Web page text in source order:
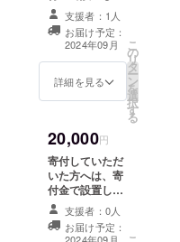
る海水浴場で
す。） 希望者に
は、マリンス
ポーツ財団レン
ンホームページ
にて、寄付者の
す。 報告メール
は、海水浴シー
ズン終了後の9月
末頃を予定して
います。 このプ
ロジェクトの寄
付は寄付金控除
ライフジャケッ
トレンタルス
テーション活動
内容の報告メー
ルを送付いたし
ます。 ご希望に
浴場をお知らせ
ください。 （条
件は、管理者も
しくは、ライフ
ガードが常駐す
る海水浴場で
す。） 希望者に
支援者：1人
お届け予定：
2024年09月
詳細を見る
こ
の
リ
タ
ー
ン
を
選
択
す
る
20,000円
寄付していただ
いた方へは、寄
付金で設置した
ライフジャケッ
トレンタルス
テーション活動
支援者：0人
お届け予定：